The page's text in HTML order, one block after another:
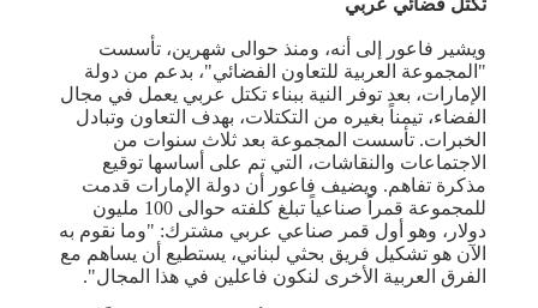
ويشير فاعور إلى أنه، ومنذ حوالى شهرين، تأسست
"المجموعة العربية للتعاون الفضائي"، بدعم من دولة
الإمارات، بعد توفر النية ببناء تكتل عربي يعمل في مجال
الفضاء، تيمناً بغيره من التكتلات، بهدف التعاون وتبادل
الخبرات. تأسست المجموعة بعد ثلاث سنوات من
الاجتماعات والنقاشات، التي تم على أساسها توقيع
مذكرة تفاهم. ويضيف فاعور أن دولة الإمارات قدمت
للمجموعة قمراً صناعياً تبلغ كلفته حوالى 100 مليون
دولار، وهو أول قمر صناعي عربي مشترك: "وما نقوم به
الآن هو تشكيل فريق بحثي لبناني، يستطيع أن يساهم مع
الفرق العربية الأخرى لنكون فاعلين في هذا المجال".